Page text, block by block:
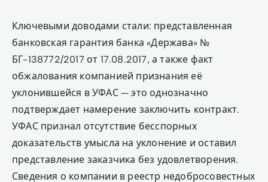
Ключевыми доводами стали: представленная
банковская гарантия банка «Держава» №
БГ-138772/2017 от 17.08.2017, а также факт
обжалования компанией признания её
уклонившейся в УФАС — это однозначно
подтверждает намерение заключить контракт.
УФАС признал отсутствие бесспорных
доказательств умысла на уклонение и оставил
представление заказчика без удовлетворения.
Сведения о компании в реестр недобросовестных